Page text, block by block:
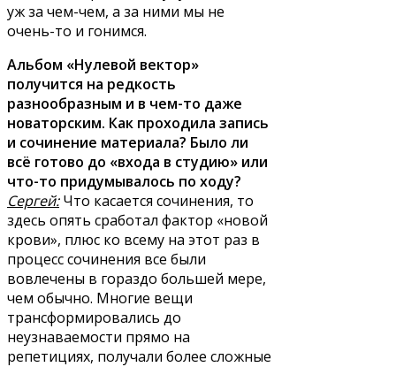
уж за чем-чем, а за ними мы не
очень-то и гонимся.
Альбом «Нулевой вектор»
получится на редкость
разнообразным и в чем-то даже
новаторским. Как проходила запись
и сочинение материала? Было ли
всё готово до «входа в студию» или
что-то придумывалось по ходу?
Сергей:Что касается сочинения, то
здесь опять сработал фактор «новой
крови», плюс ко всему на этот раз в
процесс сочинения все были
вовлечены в гораздо большей мере,
чем обычно. Многие вещи
трансформировались до
неузнаваемости прямо на
репетициях, получали более сложные